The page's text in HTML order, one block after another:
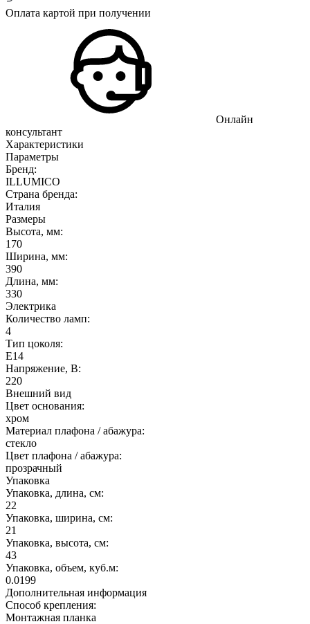
Оплата картой при получении
Онлайн
консультант
Характеристики
Параметры
Бренд:
ILLUMICO
Страна бренда:
Италия
Размеры
Высота, мм:
170
Ширина, мм:
390
Длина, мм:
330
Электрика
Количество ламп:
4
Тип цоколя:
E14
Напряжение, В:
220
Внешний вид
Цвет основания:
хром
Материал плафона / абажура:
стекло
Цвет плафона / абажура:
прозрачный
Упаковка
Упаковка, длина, см:
22
Упаковка, ширина, см:
21
Упаковка, высота, см:
43
Упаковка, объем, куб.м:
0.0199
Дополнительная информация
Способ крепления:
Монтажная планка